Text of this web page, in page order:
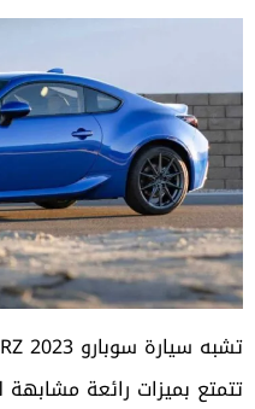
تتمتع بميزات رائعة